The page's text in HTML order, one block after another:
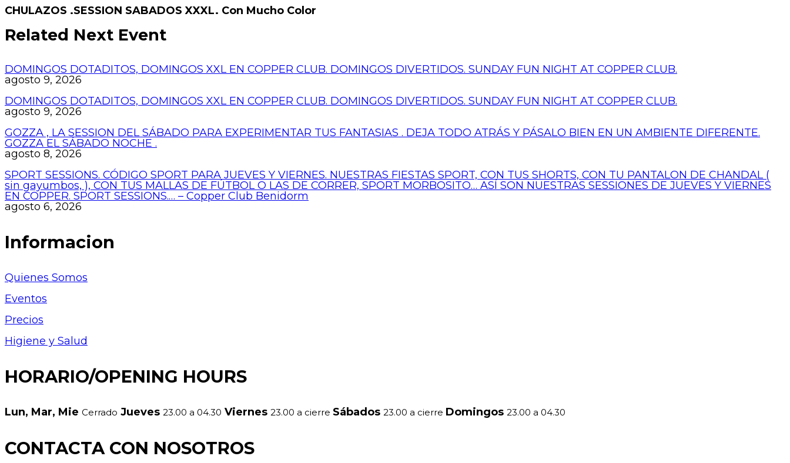
CHULAZOS .SESSION SABADOS XXXL. Con Mucho Color
Related Next Event
DOMINGOS DOTADITOS, DOMINGOS XXL EN COPPER CLUB. DOMINGOS DIVERTIDOS. SUNDAY FUN NIGHT AT COPPER CLUB.
agosto 9, 2026
DOMINGOS DOTADITOS, DOMINGOS XXL EN COPPER CLUB. DOMINGOS DIVERTIDOS. SUNDAY FUN NIGHT AT COPPER CLUB.
agosto 9, 2026
GOZZA , LA SESSION DEL SÁBADO PARA EXPERIMENTAR TUS FANTASIAS . DEJA TODO ATRÁS Y PÁSALO BIEN EN UN AMBIENTE DIFERENTE.
GOZZA EL SÁBADO NOCHE .
agosto 8, 2026
SPORT SESSIONS. CÓDIGO SPORT PARA JUEVES Y VIERNES. NUESTRAS FIESTAS SPORT, CON TUS SHORTS, CON TU PANTALON DE CHANDAL (
sin gayumbos, ), CON TUS MALLAS DE FÚTBOL O LAS DE CORRER, SPORT MORBOSITO… ASÍ SON NUESTRAS SESSIONES DE JUEVES Y VIERNES
EN COPPER. SPORT SESSIONS.… – Copper Club Benidorm
agosto 6, 2026
Informacion
Quienes Somos
Eventos
Precios
Higiene y Salud
HORARIO/OPENING HOURS
Lun, Mar, Mie Cerrado Jueves 23.00 a 04.30 Viernes 23.00 a cierre Sábados 23.00 a cierre Domingos 23.00 a 04.30
CONTACTA CON NOSOTROS